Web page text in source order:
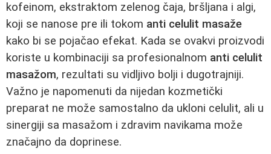
kofeinom, ekstraktom zelenog čaja, bršljana i algi,
koji se nanose pre ili tokom anti celulit masaže
kako bi se pojačao efekat. Kada se ovakvi proizvodi
koriste u kombinaciji sa profesionalnom anti celulit
masažom, rezultati su vidljivo bolji i dugotrajniji.
Važno je napomenuti da nijedan kozmetički
preparat ne može samostalno da ukloni celulit, ali u
sinergiji sa masažom i zdravim navikama može
značajno da doprinese.